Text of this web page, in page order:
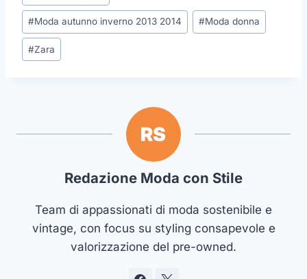
#Moda autunno inverno 2013 2014 #Moda donna
#Zara
Redazione Moda con Stile
Team di appassionati di moda sostenibile e
vintage, con focus su styling consapevole e
valorizzazione del pre-owned.